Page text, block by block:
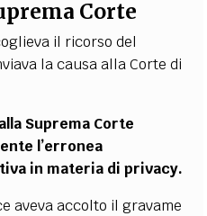
Corte
il ricorso del
la causa alla Corte di
Suprema Corte
l’erronea
in materia di privacy.
aveva accolto il gravame